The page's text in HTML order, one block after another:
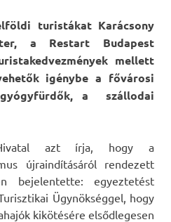
turistákat Karácsony
a Restart Budapest
mellett
igénybe a fővárosi
a szállodai
azt írja, hogy a
újraindításáról rendezett
bejelentette: egyeztetést
Ügynökséggel, hogy
kikötésére elsődlegesen